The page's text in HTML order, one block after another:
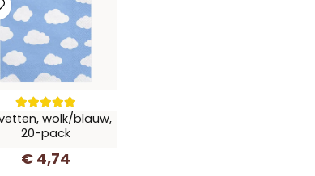
wolk/blauw,
20-pack
€ 4,74